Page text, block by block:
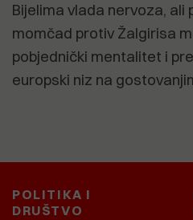
Bijelima vlada nervoza, ali
momčad protiv Žalgirisa
pobjednički mentalitet i
europski niz na
POLITIKA I
DRUŠTVO